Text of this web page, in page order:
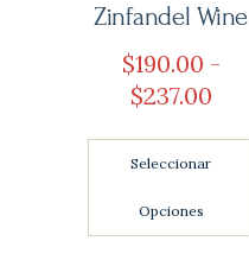
Zinfandel Wine
$190 00 -
$237 00
Seleccionar
Opciones